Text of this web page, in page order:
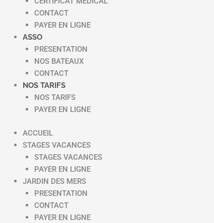
CONTACT
PAYER EN LIGNE
ASSO
PRESENTATION
NOS BATEAUX
CONTACT
NOS TARIFS
NOS TARIFS
PAYER EN LIGNE
ACCUEIL
STAGES VACANCES
STAGES VACANCES
PAYER EN LIGNE
JARDIN DES MERS
PRESENTATION
CONTACT
PAYER EN LIGNE